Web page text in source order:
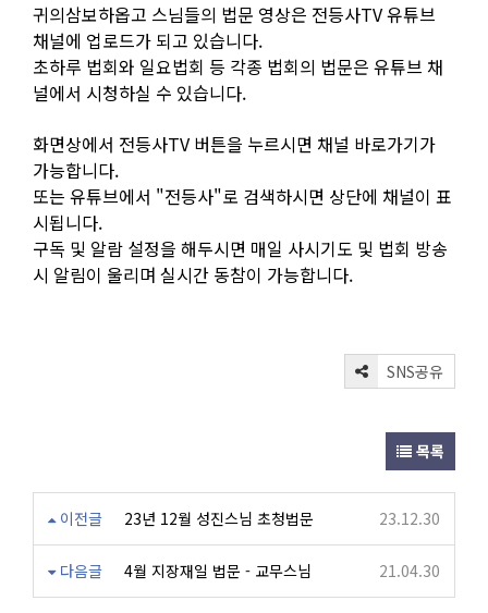
귀의삼보하옵고 스님들의 법문 영상은 전등사TV 유튜브
채널에 업로드가 되고 있습니다.
초하루 법회와 일요법회 등 각종 법회의 법문은 유튜브 채
널에서 시청하실 수 있습니다.
화면상에서 전등사TV 버튼을 누르시면 채널 바로가기가
가능합니다.
또는 유튜브에서 "전등사"로 검색하시면 상단에 채널이 표
시됩니다.
구독 및 알람 설정을 해두시면 매일 사시기도 및 법회 방송
시 알림이 울리며 실시간 동참이 가능합니다.
SNS공유
목록
이전글 23년 12월 성진스님 초청법문 23.12.30
다음글 4월 지장재일 법문 - 교무스님 21.04.30